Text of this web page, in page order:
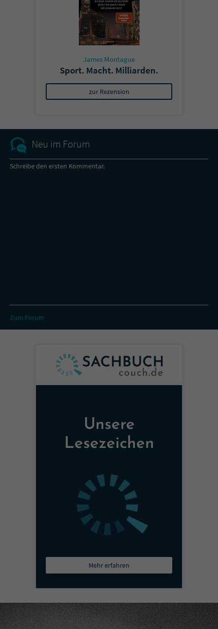
James Montague
Sport. Macht. Milliarden.
zur Rezension
Neu im Forum
Schreibe den ersten Kommentar.
Zum Forum
Unsere
Lesezeichen
Mehr erfahren